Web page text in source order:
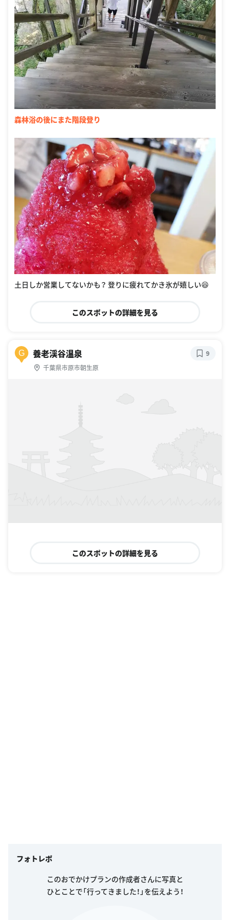
森林浴の後にまた階段登り
土日しか営業してないかも？ 登りに疲れてかき氷が嬉しい😆
このスポットの詳細を見る
G 養老渓谷温泉
千葉県市原市朝生原
9
このスポットの詳細を見る
フォトレポ
このおでかけプランの作成者さんに写真と
ひとことで「行ってきました！」を伝えよう！